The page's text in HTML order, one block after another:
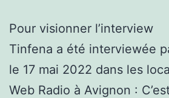
Pour visionner
Tinfena a été interviewée
le 17 mai 2022 dans les
Web Radio à Avignon :